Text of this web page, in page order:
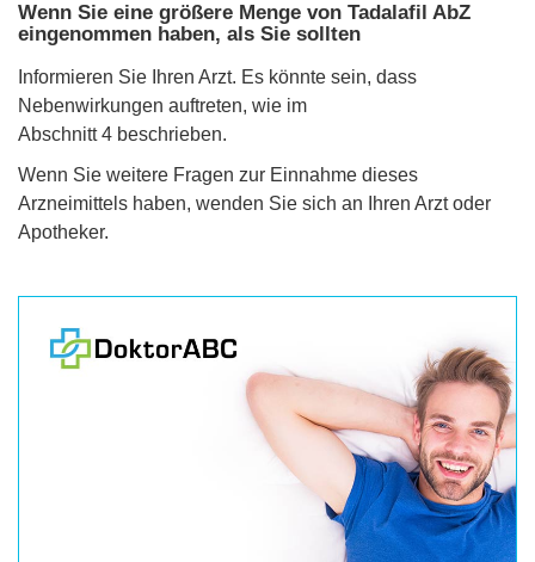
Wenn Sie eine größere Menge von Tadalafil AbZ
eingenommen haben, als Sie sollten
Informieren Sie Ihren Arzt. Es könnte sein, dass
Nebenwirkungen auftreten, wie im
Abschnitt 4 beschrieben.
Wenn Sie weitere Fragen zur Einnahme dieses
Arzneimittels haben, wenden Sie sich an Ihren Arzt oder
Apotheker.